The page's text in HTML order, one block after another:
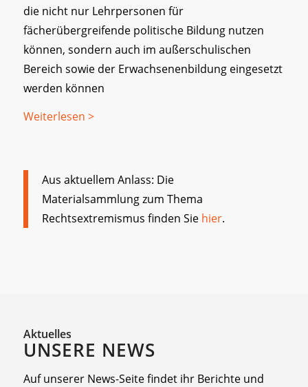
die nicht nur Lehrpersonen für
fächerübergreifende politische Bildung nutzen
können, sondern auch im außerschulischen
Bereich sowie der Erwachsenenbildung eingesetzt
werden können
Weiterlesen >
Aus aktuellem Anlass: Die
Materialsammlung zum Thema
Rechtsextremismus finden Sie hier.
Aktuelles
UNSERE NEWS
Auf unserer News-Seite findet ihr Berichte und